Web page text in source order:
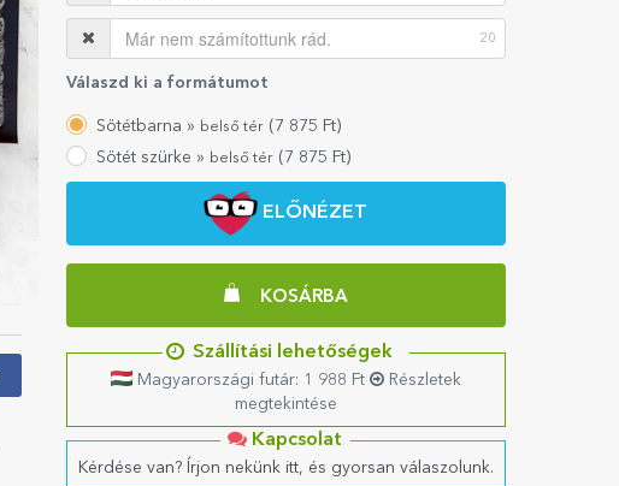
20
Válaszd ki a formátumot
Sötétbarna » belső tér( 7 875 Ft)
Sötét szürke » belső tér(7 875 Ft)
ELŐNÉZET
KOSÁRBA
Szállítási lehetőségek
Magyarországi futár: 1 988 Ft
Részletek
megtekintése
Kapcsolat
Kérdése van? Írjon nekünk itt, és gyorsan válaszolunk.